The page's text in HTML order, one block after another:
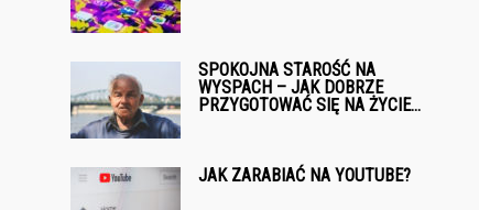
SPOKOJNA STAROŚĆ NA
WYSPACH – JAK DOBRZE
PRZYGOTOWAĆ SIĘ NA ŻYCIE...
JAK ZARABIAĆ NA YOUTUBE?